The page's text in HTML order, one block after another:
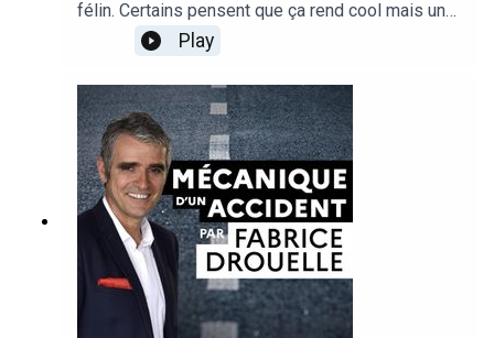
félin. Certains pensent que ça rend cool mais un
joint sur la route perturbe dangereusement les
réflexes et l’attention. Dans cet épisode, Fabrice
Drouelle et son invité parlent du danger à
minimiser les effets du cannabis sur la
conduite.Récit : Fabrice DrouelleInvité : Nicolas
Simon, responsable de l'unité de consultation
d'addictologie (Hôpital de la Timone, AP-HM)
Play